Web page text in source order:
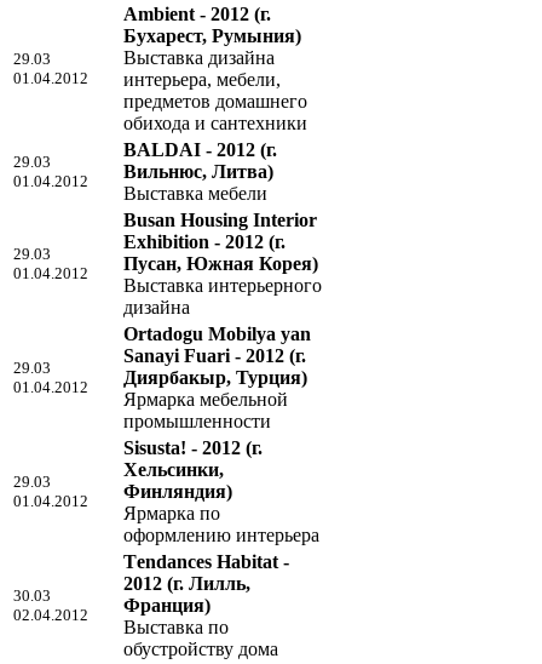
29.03
01.04.2012
Ambient - 2012 (г.
Бухарест, Румыния)
Выставка дизайна
интерьера, мебели,
предметов домашнего
обихода и сантехники
29.03
01.04.2012
BALDAI - 2012 (г.
Вильнюс, Литва)
Выставка мебели
29.03
01.04.2012
Busan Housing Interior
Exhibition - 2012 (г.
Пусан, Южная Корея)
Выставка интерьерного
дизайна
29.03
01.04.2012
Ortadogu Mobilya yan
Sanayi Fuari - 2012 (г.
Диярбакыр, Турция)
Ярмарка мебельной
промышленности
29.03
01.04.2012
Sisusta! - 2012 (г.
Хельсинки,
Финляндия)
Ярмарка по
оформлению интерьера
30.03
02.04.2012
Тendances Habitat -
2012 (г. Лилль,
Франция)
Выставка по
обустройству дома